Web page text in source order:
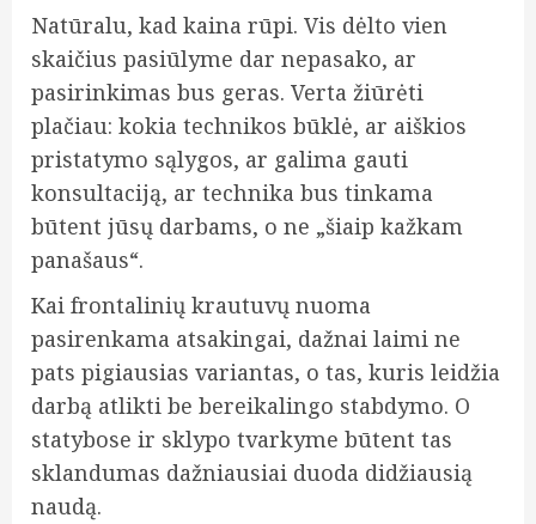
Natūralu, kad kaina rūpi. Vis dėlto vien
skaičius pasiūlyme dar nepasako, ar
pasirinkimas bus geras. Verta žiūrėti
plačiau: kokia technikos būklė, ar aiškios
pristatymo sąlygos, ar galima gauti
konsultaciją, ar technika bus tinkama
būtent jūsų darbams, o ne „šiaip kažkam
panašaus“.
Kai frontalinių krautuvų nuoma
pasirenkama atsakingai, dažnai laimi ne
pats pigiausias variantas, o tas, kuris leidžia
darbą atlikti be bereikalingo stabdymo. O
statybose ir sklypo tvarkyme būtent tas
sklandumas dažniausiai duoda didžiausią
naudą.